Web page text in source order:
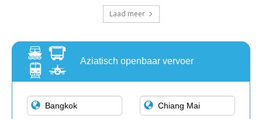
Laad meer
Aziatisch openbaar vervoer